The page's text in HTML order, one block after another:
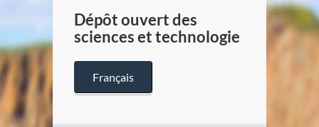
Dépôt ouvert des
sciences et technologie
Français